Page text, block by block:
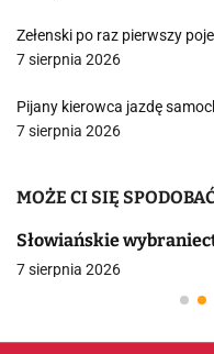
Zełenski po raz pierwszy
7 sierpnia 2026
Pijany kierowca jazdę
7 sierpnia 2026
MOŻE CI SIĘ
Słowiańskie
7 sierpnia 2026